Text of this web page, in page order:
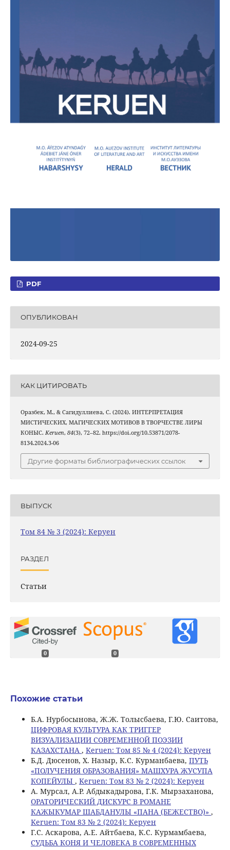
PDF
ОПУБЛИКОВАН
2024-09-25
КАК ЦИТИРОВАТЬ
Оразбек, М., & Сагидуллиева, С. (2024). ИНТЕРПРЕТАЦИЯ
МИСТИЧЕСКИХ, МАГИЧЕСКИХ МОТИВОВ В ТВОРЧЕСТВЕ ЛИРЫ
КОНЫС. Keruen, 84(3), 72–82. https://doi.org/10.53871/2078-
8134.2024.3-06
Другие форматы библиографических ссылок
ВЫПУСК
Том 84 № 3 (2024): Керуен
РАЗДЕЛ
Статьи
0 0
Похожие статьи
Б.А. Нурбосынова, Ж.Ж. Толысбаева, Г.Ю. Саитова,
ЦИФРОВАЯ КУЛЬТУРА КАК ТРИГГЕР
ВИЗУАЛИЗАЦИИ СОВРЕМЕННОЙ ПОЭЗИИ
КАЗАХСТАНА , Keruen: Том 85 № 4 (2024): Керуен
Б.Д. Дюсенов, Х. Назыр, К.С. Курманбаева, ПУТЬ
«ПОЛУЧЕНИЯ ОБРАЗОВАНИЯ» МАШХУРА ЖУСУПА
КОПЕЙУЛЫ , Keruen: Том 83 № 2 (2024): Керуен
А. Мурсал, А.Р. Абдыкадырова, Г.К. Мырзаханова,
ОРАТОРИЧЕСКИЙ ДИСКУРС В РОМАНЕ
КАЖЫКУМАР ШАБДАНУЛЫ «ПАНА (БЕЖЕСТВО)» ,
Keruen: Том 83 № 2 (2024): Керуен
Г.С. Аскарова, A.E. Айтбаева, К.С. Курмамбаева,
СУДЬБА КОНЯ И ЧЕЛОВЕКА В СОВРЕМЕННЫХ